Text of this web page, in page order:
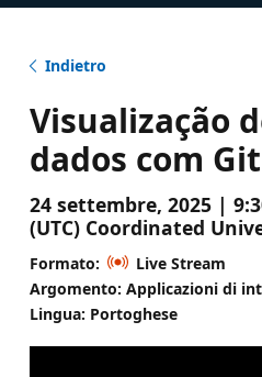
Indietro
Visualização
dados com
24 settembre, 2025 |
(UTC) Coordinated
Formato:
Live Stream
Argomento: Applicazioni di
Lingua: Portoghese